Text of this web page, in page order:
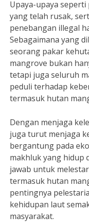
Upaya-upaya
yang telah rusak,
penebangan illegal
Sebagaimana yang
seorang pakar
mangrove bukan
tetapi juga seluruh
peduli terhadap
termasuk hutan
Dengan menjaga
juga turut menjaga
bergantung pada
makhluk yang hidup
jawab untuk
termasuk hutan
pentingnya
kehidupan laut
masyarakat.